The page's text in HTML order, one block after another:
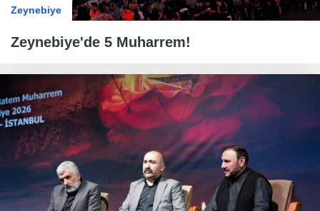
Zeynebiye
Zeynebiye'de 5 Muharrem!